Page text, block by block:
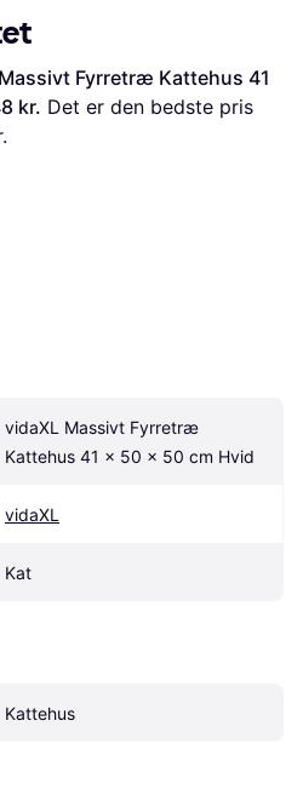
Fyrretræ Kattehus 41
kr. Det er den bedste pris
vidaXL Massivt Fyrretræ
Kattehus 41 x 50 x 50 cm Hvid
vidaXL
Kat
Kattehus